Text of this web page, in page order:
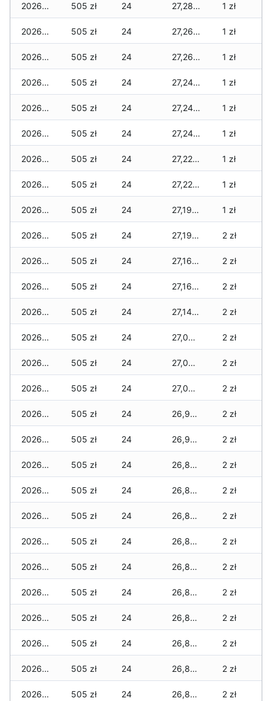
2026-07-20 505 zł 24 27,285 zł 1 zł
2026-07-18 505 zł 24 27,265 zł 1 zł
2026-07-17 505 zł 24 27,265 zł 1 zł
2026-07-16 505 zł 24 27,245 zł 1 zł
2026-07-15 505 zł 24 27,245 zł 1 zł
2026-07-14 505 zł 24 27,245 zł 1 zł
2026-07-13 505 zł 24 27,220 zł 1 zł
2026-07-12 505 zł 24 27,220 zł 1 zł
2026-07-11 505 zł 24 27,195 zł 1 zł
2026-07-10 505 zł 24 27,195 zł 2 zł
2026-07-09 505 zł 24 27,160 zł 2 zł
2026-07-08 505 zł 24 27,160 zł 2 zł
2026-07-07 505 zł 24 27,145 zł 2 zł
2026-07-06 505 zł 24 27,065 zł 2 zł
2026-07-05 505 zł 24 27,065 zł 2 zł
2026-07-04 505 zł 24 27,040 zł 2 zł
2026-07-03 505 zł 24 26,935 zł 2 zł
2026-07-02 505 zł 24 26,910 zł 2 zł
2026-07-01 505 zł 24 26,890 zł 2 zł
2026-06-30 505 zł 24 26,890 zł 2 zł
2026-06-28 505 zł 24 26,850 zł 2 zł
2026-06-27 505 zł 24 26,850 zł 2 zł
2026-06-26 505 zł 24 26,825 zł 2 zł
2026-06-25 505 zł 24 26,825 zł 2 zł
2026-06-24 505 zł 24 26,825 zł 2 zł
2026-06-23 505 zł 24 26,825 zł 2 zł
2026-06-22 505 zł 24 26,800 zł 2 zł
2026-06-21 505 zł 24 26,800 zł 2 zł